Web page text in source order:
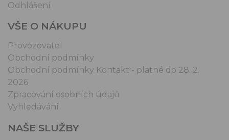
Odhlášení
VŠE O NÁKUPU
Provozovatel
Obchodní podmínky
Obchodní podmínky Kontakt - platné do 28. 2.
2026
Zpracování osobních údajů
Vyhledávání
NAŠE SLUŽBY